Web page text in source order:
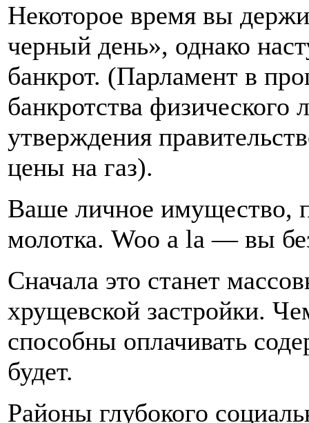
Некоторое время вы
черный день», однако
банкрот. (Парламент в
банкротства
утверждения
цены на газ).
Ваше личное имущество,
молотка. Woo a la — вы
Сначала это станет
хрущевской застройки.
способны оплачивать
будет.
Районы глубокого